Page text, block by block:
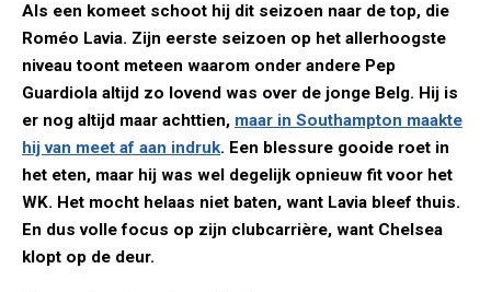
Als een komeet schoot hij dit seizoen naar de top, die
Roméo Lavia. Zijn eerste seizoen op het allerhoogste
niveau toont meteen waarom onder andere Pep
Guardiola altijd zo lovend was over de jonge Belg. Hij is
er nog altijd maar achttien, maar in Southampton maakte
hij van meet af aan indruk. Een blessure gooide roet in
het eten, maar hij was wel degelijk opnieuw fit voor het
WK. Het mocht helaas niet baten, want Lavia bleef thuis.
En dus volle focus op zijn clubcarrière, want Chelsea
klopt op de deur.